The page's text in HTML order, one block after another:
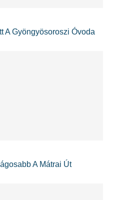
A Gyöngyösoroszi Óvoda
A Mátrai Út